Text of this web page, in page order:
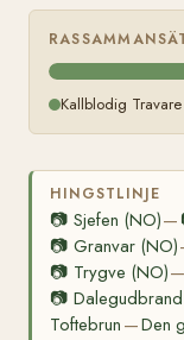
Kallblodig
HINGSTLINJE
📷 Sjefen (NO)—
📷 Granvar (NO)
📷 Trygve (NO)—
📷 Dalegudbrand
Toftebrun —Den